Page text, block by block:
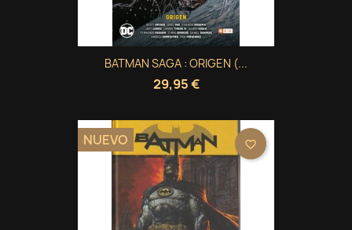
BATMAN SAGA : ORIGEN (...
29,95 €
NUEVO favorite_border